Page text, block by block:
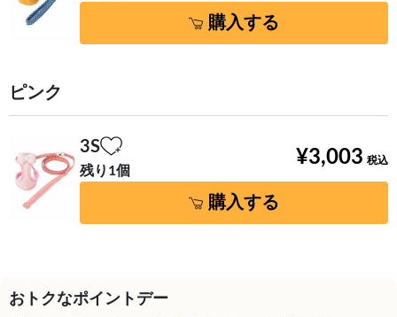
購入する
ピンク
3S
残り1個
¥3,003
購入する
おトクなポイントデー